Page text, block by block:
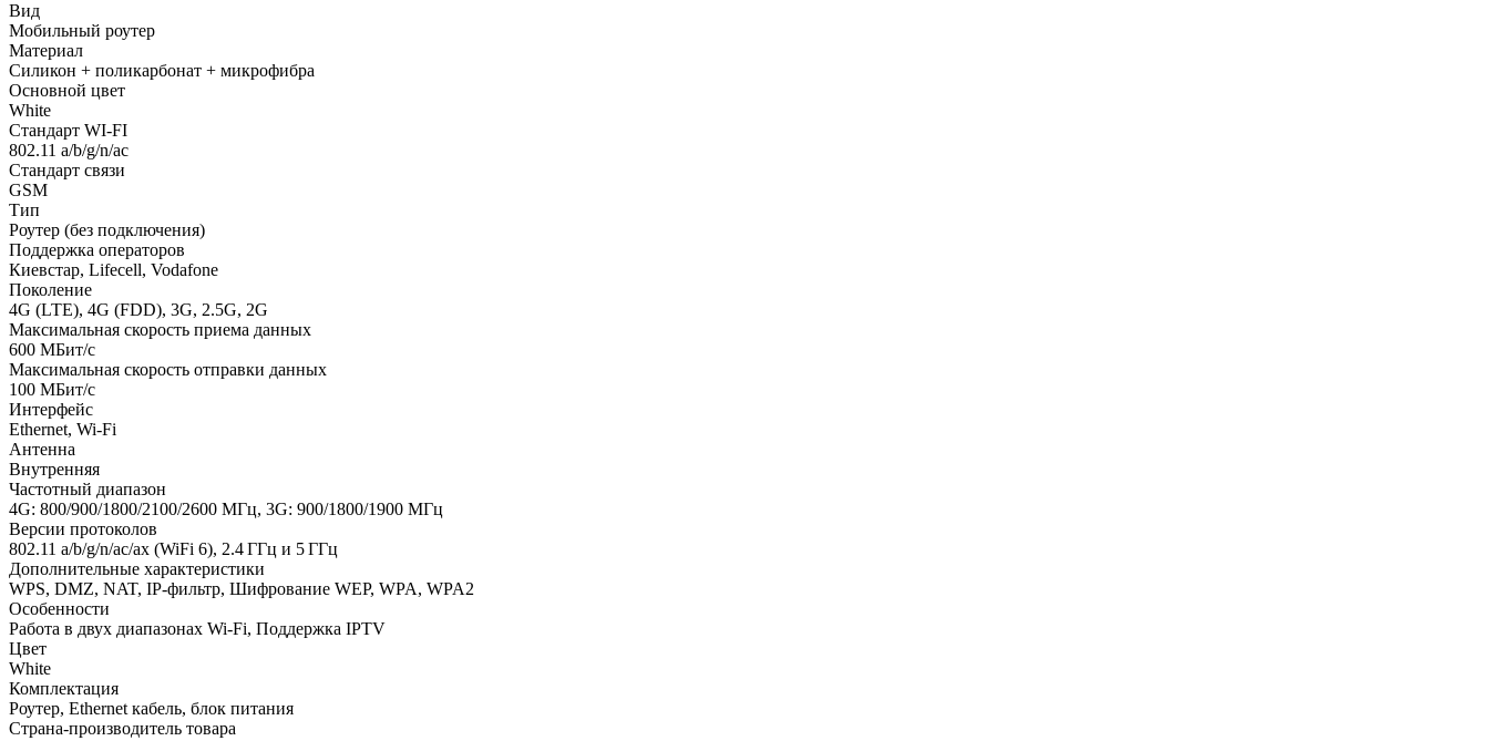
Вид
Мобильный роутер
Материал
Силикон + поликарбонат + микрофибра
Основной цвет
White
Стандарт WI-FI
802.11 a/b/g/n/ac
Стандарт связи
GSM
Тип
Роутер (без подключения)
Поддержка операторов
Киевстар, Lifecell, Vodafone
Поколение
4G (LTE), 4G (FDD), 3G, 2.5G, 2G
Максимальная скорость приема данных
600 МБит/с
Максимальная скорость отправки данных
100 МБит/с
Интерфейс
Ethernet, Wi-Fi
Антенна
Внутренняя
Частотный диапазон
4G: 800/900/1800/2100/2600 МГц, 3G: 900/1800/1900 МГц
Версии протоколов
802.11 a/b/g/n/ac/ax (WiFi 6), 2.4 ГГц и 5 ГГц
Дополнительные характеристики
WPS, DMZ, NAT, IP-фильтр, Шифрование WEP, WPA, WPA2
Особенности
Работа в двух диапазонах Wi-Fi, Поддержка IPTV
Цвет
White
Комплектация
Роутер, Ethernet кабель, блок питания
Страна-производитель товара